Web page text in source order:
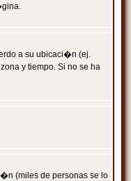
a su ubicaci�n (ej.
y tiempo. Si no se ha
(miles de personas se lo